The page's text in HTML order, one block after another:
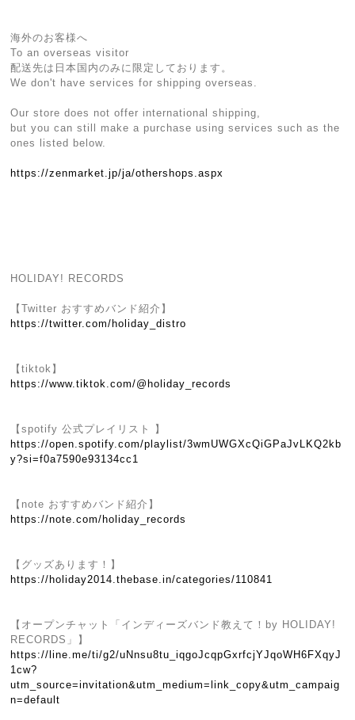
海外のお客様へ
To an overseas visitor
配送先は日本国内のみに限定しております。
We don't have services for shipping overseas.
Our store does not offer international shipping,
but you can still make a purchase using services such as the
ones listed below.
https://zenmarket.jp/ja/othershops.aspx
HOLIDAY! RECORDS
【Twitter おすすめバンド紹介】
https://twitter.com/holiday_distro
【tiktok】
https://www.tiktok.com/@holiday_records
【spotify 公式プレイリスト 】
https://open.spotify.com/playlist/3wmUWGXcQiGPaJvLKQ2kb
y?si=f0a7590e93134cc1
【note おすすめバンド紹介】
https://note.com/holiday_records
【グッズあります！】
https://holiday2014.thebase.in/categories/110841
【オープンチャット「インディーズバンド教えて！by HOLIDAY!
RECORDS」】
https://line.me/ti/g2/uNnsu8tu_iqgoJcqpGxrfcjYJqoWH6FXqyJ
1cw?
utm_source=invitation&utm_medium=link_copy&utm_campaig
n=default